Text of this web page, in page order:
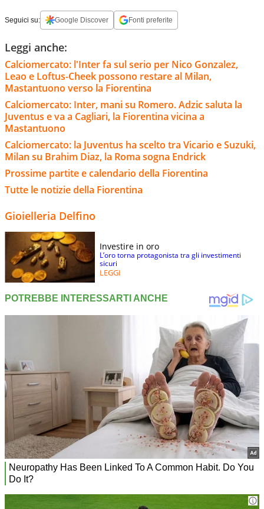
Seguici su: Google Discover Fonti preferite
Leggi anche:
Calciomercato: l'Inter fa sul serio per Nico Gonzalez,
Leao e Loftus-Cheek possono restare al Milan,
Mastantuono verso la Fiorentina
Calciomercato: Inter, mani su Romero. Adzic saluta la
Juventus e va a Cagliari, la Fiorentina vicina a
Mastantuono
Calciomercato: la Juventus ha scelto tra Vicario e Suzuki,
Milan su Brahim Diaz, la Roma sogna Endrick
Prossime partite e calendario della Fiorentina
Tutte le notizie della Fiorentina
Gioielleria Delfino
Investire in oro
L’oro torna protagonista tra gli investimenti
sicuri
LEGGI